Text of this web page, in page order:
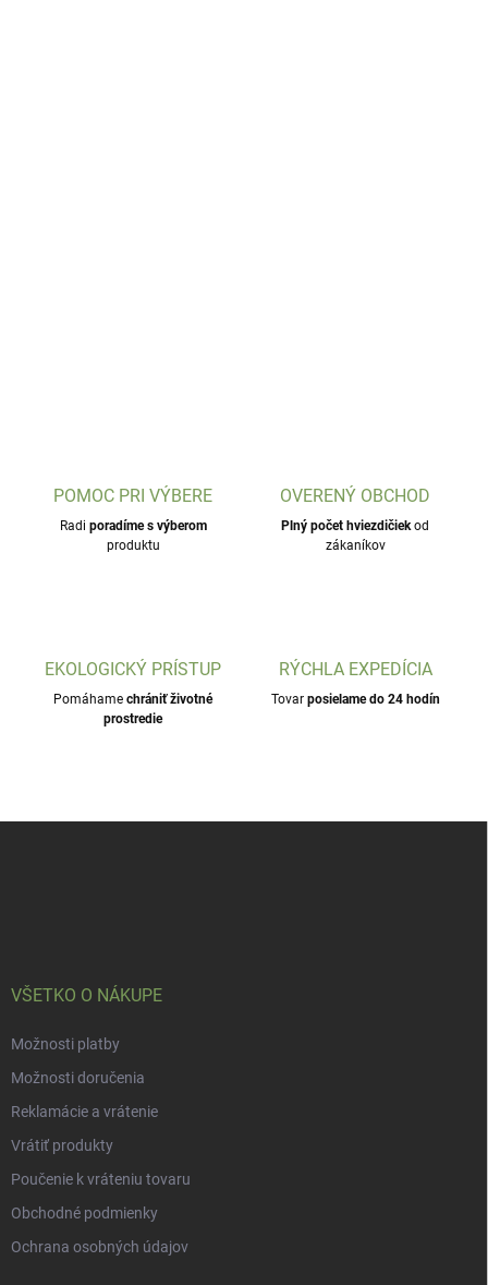
POMOC PRI VÝBERE
Radi poradíme s výberom
produktu
OVERENÝ OBCHOD
Plný počet hviezdičiekod
zákaníkov
EKOLOGICKÝ PRÍSTUP
Pomáhame chrániť životné
prostredie
RÝCHLA EXPEDÍCIA
Tovar posielame do 24 hodín
VŠETKO O NÁKUPE
Možnosti platby
Možnosti doručenia
Reklamácie a vrátenie
Vrátiť produkty
Poučenie k vráteniu tovaru
Obchodné podmienky
Ochrana osobných údajov